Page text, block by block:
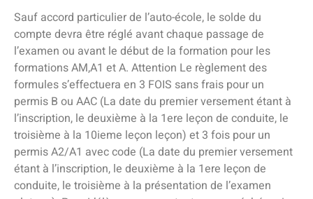
Sauf accord particulier de l’auto-école, le solde du
compte devra être réglé avant chaque passage de
l’examen ou avant le début de la formation pour les
formations AM,A1 et A. Attention Le règlement des
formules s’effectuera en 3 FOIS sans frais pour un
permis B ou AAC (La date du premier versement étant à
l’inscription, le deuxième à la 1ere leçon de conduite, le
troisième à la 10ieme leçon leçon) et 3 fois pour un
permis A2/A1 avec code (La date du premier versement
étant à l’inscription, le deuxième à la 1ere leçon de
conduite, le troisième à la présentation de l’examen